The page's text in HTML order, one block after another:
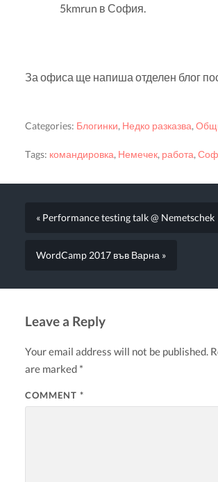
5kmrun в София.
За офиса ще напиша отделен блог
Categories: Блогинки, Недко разказва,
Tags: командировка, Немечек, работа,
« Performance testing talk @ Nemetschek
WordCamp 2017 във Варна »
Leave a Reply
Your email address will not be published.
are marked *
COMMENT *